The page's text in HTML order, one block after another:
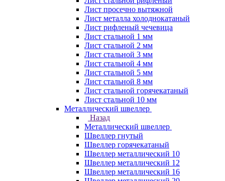
Лист просечно вытяжной
Лист металла холоднокатаный
Лист рифленый чечевица
Лист стальной 1 мм
Лист стальной 2 мм
Лист стальной 3 мм
Лист стальной 4 мм
Лист стальной 5 мм
Лист стальной 8 мм
Лист стальной горячекатаный
Лист стальной 10 мм
Металлический швеллер
Назад
Металлический швеллер
Швеллер гнутый
Швеллер горячекатаный
Швеллер металлический 10
Швеллер металлический 12
Швеллер металлический 16